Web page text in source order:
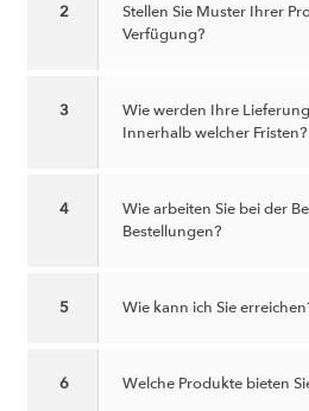
2
Stellen Sie Muster Ihrer
Verfügung?
3
Wie werden Ihre
Innerhalb welcher
4
Wie arbeiten Sie bei der
Bestellungen?
5 Wie kann ich Sie
6 Welche Produkte bieten